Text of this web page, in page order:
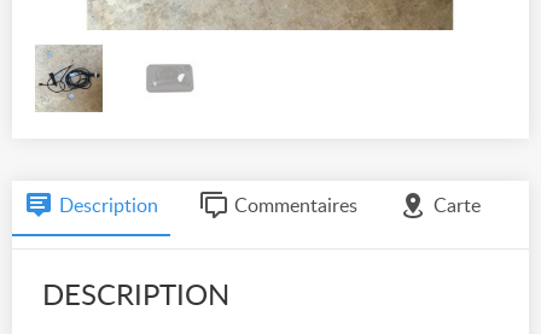
Description Commentaires Carte
DESCRIPTION